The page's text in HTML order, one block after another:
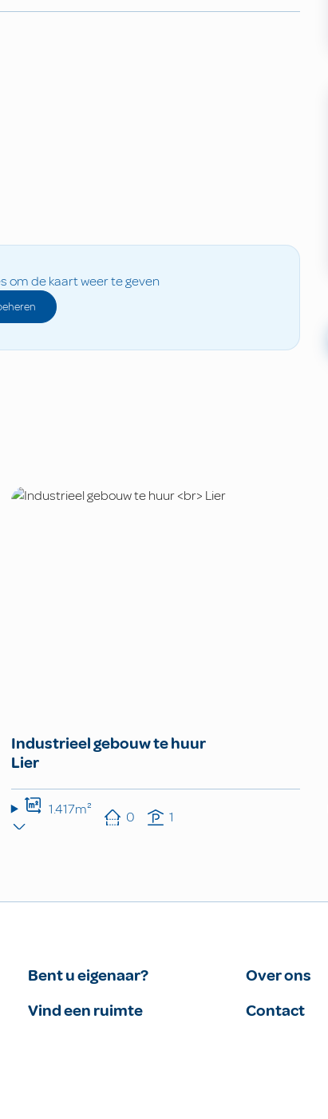
om de kaart weer te geven
Industrieel gebouw te huur
Lier
1.417m² 0 1
Bent u eigenaar?
Vind een ruimte
Over ons
Contact